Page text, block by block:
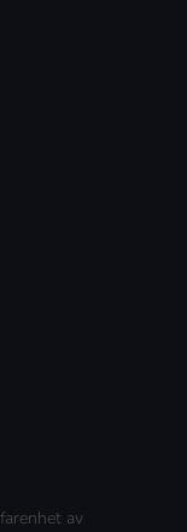
av